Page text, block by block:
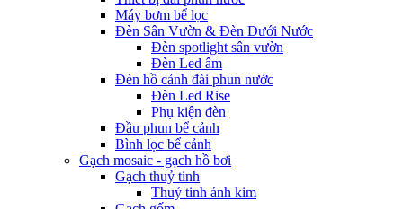
Máy bơm bể lọc
Đèn Sân Vườn & Đèn Dưới Nước
Đèn spotlight sân vườn
Đèn Led âm
Đèn hồ cảnh đài phun nước
Đèn Led Rise
Phụ kiện đèn
Đầu phun bể cảnh
Bình lọc bể cảnh
Gạch mosaic - gạch hồ bơi
Gạch thuỷ tinh
Thuỷ tinh ánh kim